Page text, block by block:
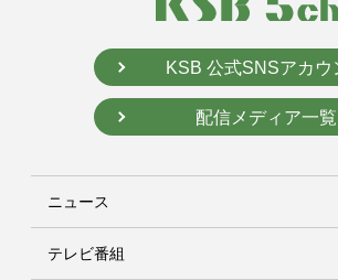
KSB 公式SNSアカウ
配信メディア一覧
ニュース
テレビ番組